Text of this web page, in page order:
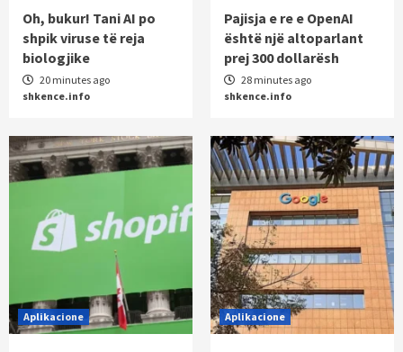
Oh, bukur! Tani AI po
shpik viruse të reja
biologjike
20 minutes ago
shkence.info
Pajisja e re e OpenAI
është një altoparlant
prej 300 dollarësh
28 minutes ago
shkence.info
Aplikacione Aplikacione